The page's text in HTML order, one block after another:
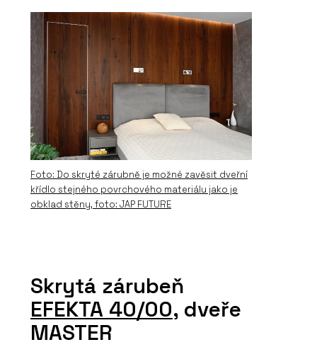
Foto: Do skryté zárubně je možné zavěsit dveřní
křídlo stejného povrchového materiálu jako je
obklad stěny, foto: JAP FUTURE
Skrytá zárubeň
EFEKTA 40/00, dveře
MASTER